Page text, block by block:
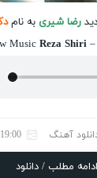
رضا شیریبه نام
Music Reza Shiri–
آهنگ 19:00 - 2024/05/04
ادامه مطلب / دانلود